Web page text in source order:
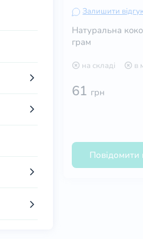
Залишити
Натуральна
грам
на складі в
61 грн
Повідомити